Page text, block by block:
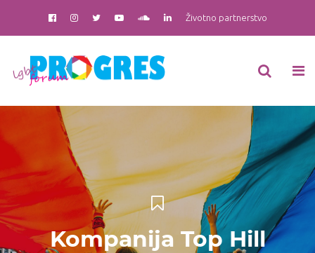
Životno partnerstvo
Kompanija Top Hill